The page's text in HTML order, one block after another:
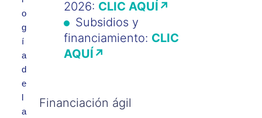
2026: CLIC AQUÍ↗
Subsidios y
financiamiento: CLIC
AQUÍ↗
Financiación ágil
o
g
í
a
d
e
l
a